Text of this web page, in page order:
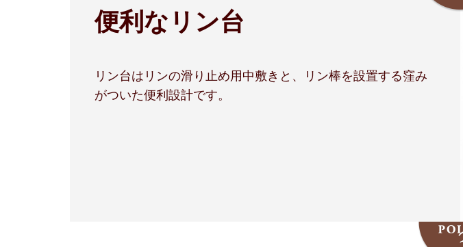
便利なリン台
リン台はリンの滑り止め用中敷きと、リン棒を設置する窪み
がついた便利設計です。